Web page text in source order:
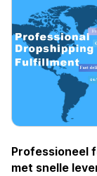
Professioneel
met snelle